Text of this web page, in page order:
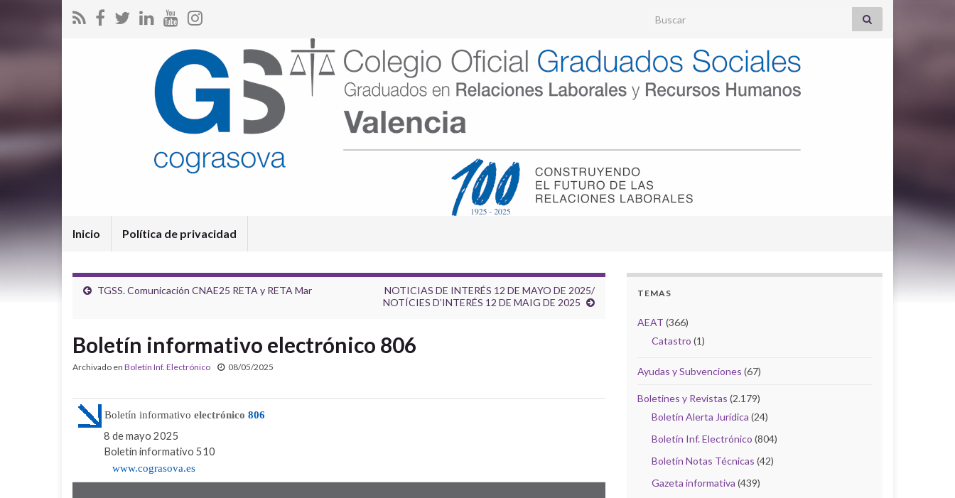
Search for:
Inicio Política de privacidad
TGSS. Comunicación CNAE25 RETA y RETA Mar
NOTICIAS DE INTERÉS 12 DE MAYO DE 2025/
NOTÍCIES D’INTERÉS 12 DE MAIG DE 2025
Boletín informativo electrónico 806
Archivado en Boletín Inf. Electrónico 08/05/2025
Boletín informativo electrónico 806
8 de mayo 2025
Boletín informativo 510
www.cograsova.es
TEMAS
AEAT (366)
Catastro (1)
Ayudas y Subvenciones (67)
Boletines y Revistas (2.179)
Boletín Alerta Jurídica (24)
Boletín Inf. Electrónico (804)
Boletín Notas Técnicas (42)
Gazeta informativa (439)